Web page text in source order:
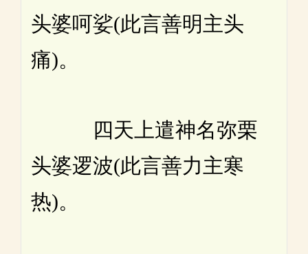
头婆呵娑(此言善明主头
痛)。
四天上遣神名弥栗
头婆逻波(此言善力主寒
热)。